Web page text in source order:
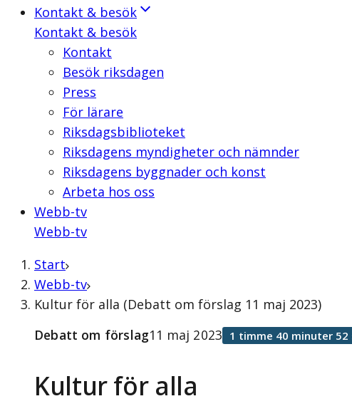
Kontakt & besök
Kontakt & besök
Kontakt
Besök riksdagen
Press
För lärare
Riksdagsbiblioteket
Riksdagens myndigheter och nämnder
Riksdagens byggnader och konst
Arbeta hos oss
Webb-tv
Webb-tv
Start
Webb-tv
Kultur för alla (Debatt om förslag 11 maj 2023)
Kultur för alla
Debatt om förslag11 maj 2023 1 timme 40 minuter 52